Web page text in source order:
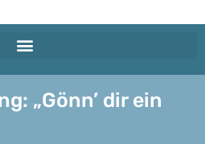
„Gönn’ dir ein